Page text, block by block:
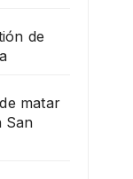
de
matar
San